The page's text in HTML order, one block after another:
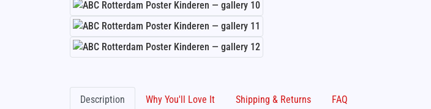
Description Why You'll Love It Shipping & Returns FAQ